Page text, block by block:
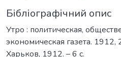
Бібліографічний опис
Утро : политическая,
экономическая газета.
Харьков, 1912. – 6 с.